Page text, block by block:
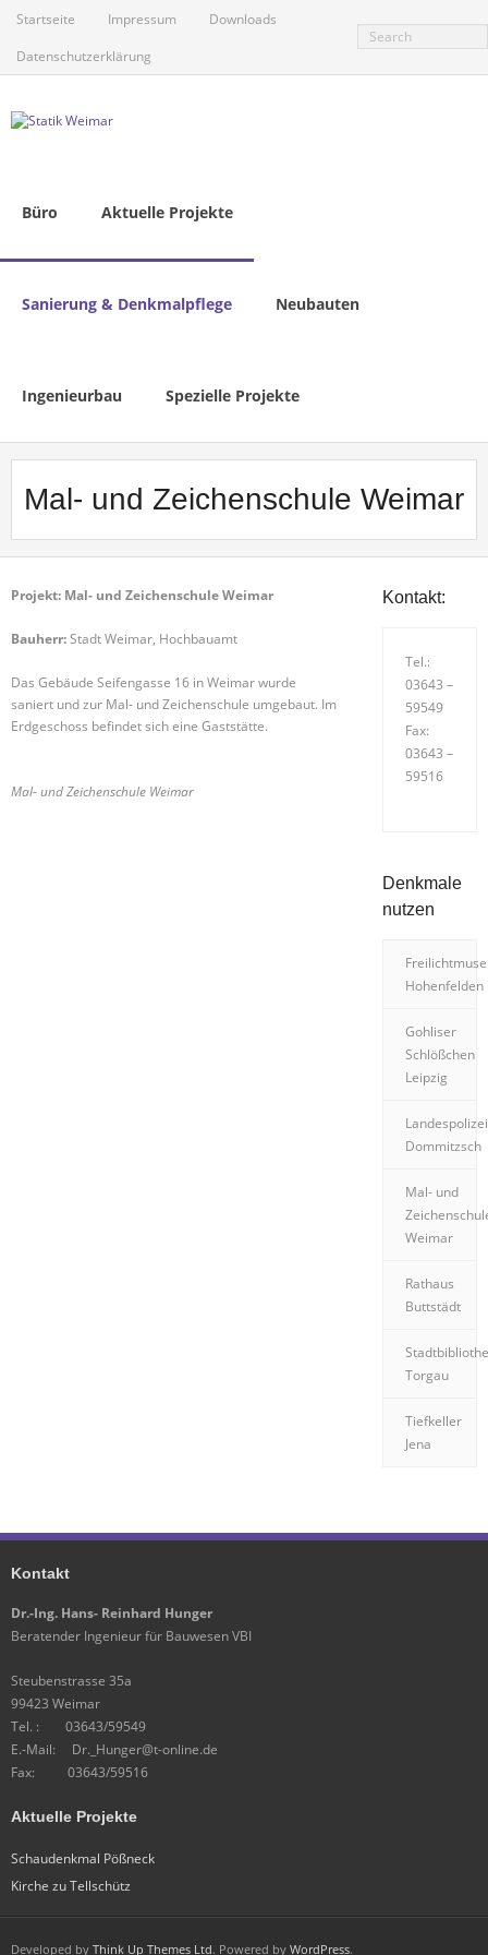
content
Startseite Impressum
Downloads
Datenschutzerklärung
Büro Aktuelle Projekte
Sanierung & Denkmalpflege Neubauten
Ingenieurbau Spezielle Projekte
Mal- und Zeichenschule Weimar
Projekt: Mal- und Zeichenschule Weimar
Bauherr:Stadt Weimar, Hochbauamt
Das Gebäude Seifengasse 16 in Weimar wurde
saniert und zur Mal- und Zeichenschule umgebaut. Im
Erdgeschoss befindet sich eine Gaststätte.
Mal- und Zeichenschule Weimar
Kontakt:
Tel.:
03643 –
59549
Fax:
03643 –
59516
Denkmale
nutzen
Hohenfelden
Gohliser
Schlößchen
Leipzig
Dommitzsch
Mal- und
Weimar
Rathaus
Buttstädt
Torgau
Tiefkeller
Jena
Kontakt
Dr.-Ing. Hans- Reinhard Hunger
Beratender Ingenieur für Bauwesen VBI
Steubenstrasse 35a
99423 Weimar
Tel. : 03643/59549
E.-Mail: Dr._Hunger@t-online.de
Fax: 03643/59516
Aktuelle Projekte
Schaudenkmal Pößneck
Kirche zu Tellschütz
Developed by Think Up Themes Ltd. Powered by WordPress.